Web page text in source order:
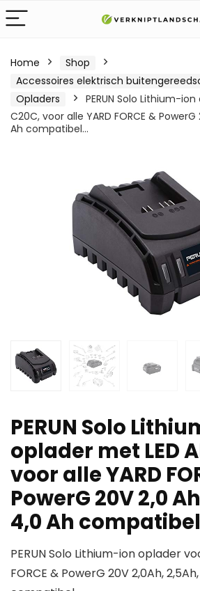
Home
Shop
Accessoires elektrisch
Opladers
PERUN Solo Lithium-
C20C, voor alle YARD FORCE &
Ah compatibel…
PERUN Solo
oplader met LED
voor alle YARD
PowerG 20V 2,0
4,0 Ah
PERUN Solo Lithium-ion oplader
FORCE & PowerG 20V 2,0Ah,